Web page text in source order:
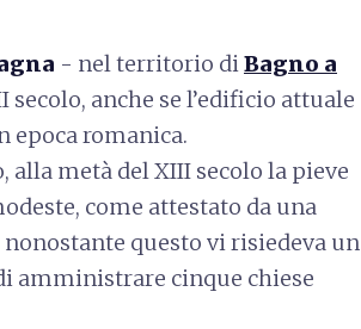
- nel territorio diBagno a
anche se l’edificio attuale
epoca romanica.
metà del XIII secolo la pieve
come attestato da una
nonostante questo vi risiedeva un
amministrare cinque chiese